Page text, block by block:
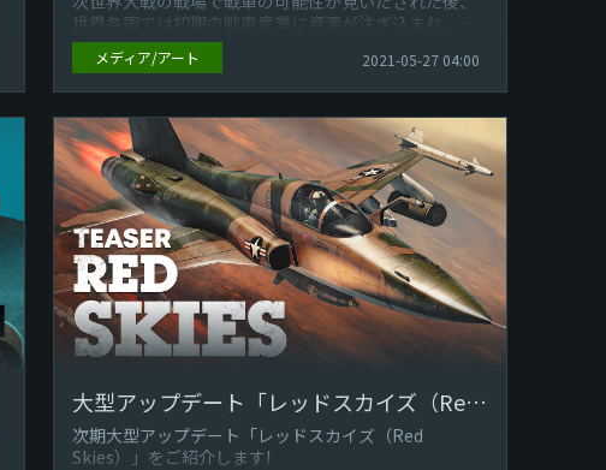
世界各国では初期の戦車産業に資源が注ぎ込まれ、
様々なレイアウトや武装が模索されまし...
メディア/アート 2021-05-27 04:00
大型アップデート「レッドスカイズ（Red Skies）」：ティザー予告編
次期大型アップデート「レッドスカイズ（Red
Skies）」をご紹介します!